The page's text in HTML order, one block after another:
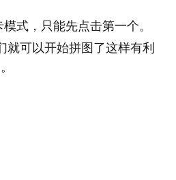
式，只能先点击第一个。
就可以开始拼图了这样有利